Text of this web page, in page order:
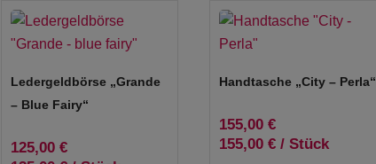
Ledergeldbörse „Grande
– Blue Fairy“
125,00€
Handtasche „City – Perla“
155,00 €
155,00 €/ Stück